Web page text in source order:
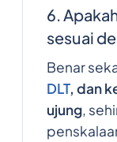
6.
sesuai
Benar
DLT, dan
ujung,